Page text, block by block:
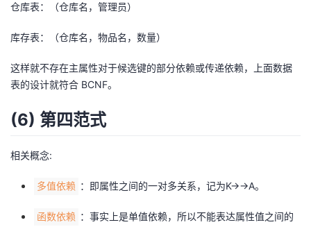
仓库表：（仓库名，管理员）
库存表：（仓库名，物品名，数量）
这样就不存在主属性对于候选键的部分依赖或传递依赖，上面数据
表的设计就符合 BCNF。
(6) 第四范式
相关概念:
多值依赖 ：即属性之间的一对多关系，记为K→→A。
函数依赖 ：事实上是单值依赖，所以不能表达属性值之间的